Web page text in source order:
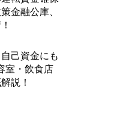
金融公庫、
己資金にも
室・飲食店
説！